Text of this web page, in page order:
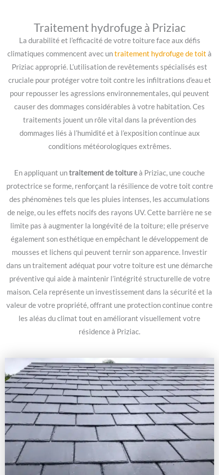
Traitement hydrofuge à Priziac
La durabilité et l’efficacité de votre toiture face aux défis
climatiques commencent avec untraitement hydrofuge de toit à
Priziac approprié. L’utilisation de revêtements spécialisés est
cruciale pour protéger votre toit contre les infiltrations d’eau et
pour repousser les agressions environnementales, qui peuvent
causer des dommages considérables à votre habitation. Ces
traitements jouent un rôle vital dans la prévention des
dommages liés à l’humidité et à l’exposition continue aux
conditions météorologiques extrêmes.
En appliquant untraitement de toitureà Priziac, une couche
protectrice se forme, renforçant la résilience de votre toit contre
des phénomènes tels que les pluies intenses, les accumulations
de neige, ou les effets nocifs des rayons UV. Cette barrière ne se
limite pas à augmenter la longévité de la toiture; elle préserve
également son esthétique en empêchant le développement de
mousses et lichens qui peuvent ternir son apparence. Investir
dans un traitement adéquat pour votre toiture est une démarche
préventive qui aide à maintenir l’intégrité structurelle de votre
maison. Cela représente un investissement dans la sécurité et la
valeur de votre propriété, offrant une protection continue contre
les aléas du climat tout en améliorant visuellement votre
résidence à Priziac.